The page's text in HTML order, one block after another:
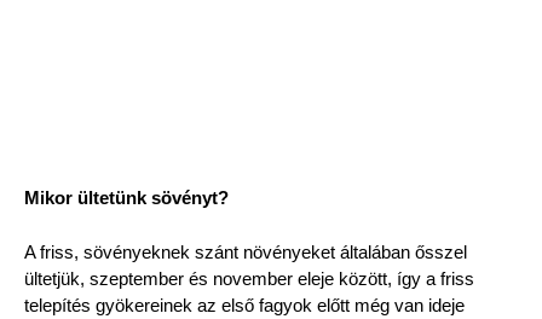
Mikor ültetünk sövényt?
A friss, sövényeknek szánt növényeket általában ősszel
ültetjük, szeptember és november eleje között, így a friss
telepítés gyökereinek az első fagyok előtt még van ideje